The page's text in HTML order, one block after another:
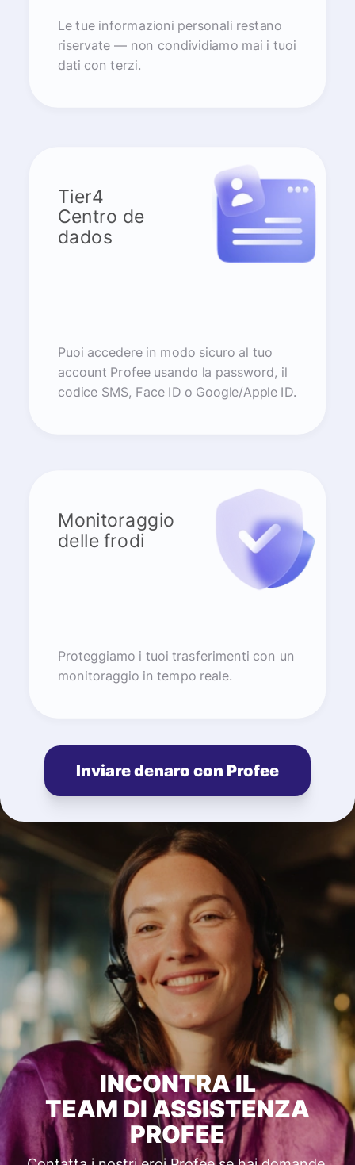
Le tue informazioni personali restano
riservate — non condividiamo mai i tuoi
dati con terzi.
Tier4
Centro de
dados
Puoi accedere in modo sicuro al tuo
account Profee usando la password, il
codice SMS, Face ID o Google/Apple ID.
Monitoraggio
delle frodi
Proteggiamo i tuoi trasferimenti con un
monitoraggio in tempo reale.
Inviare denaro con Profee
INCONTRA IL
TEAM DI ASSISTENZA
PROFEE